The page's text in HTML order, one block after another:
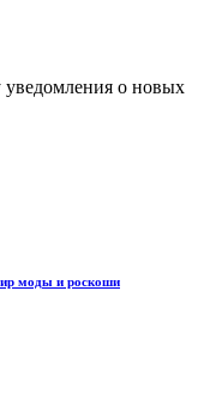
о новых
моды и роскоши